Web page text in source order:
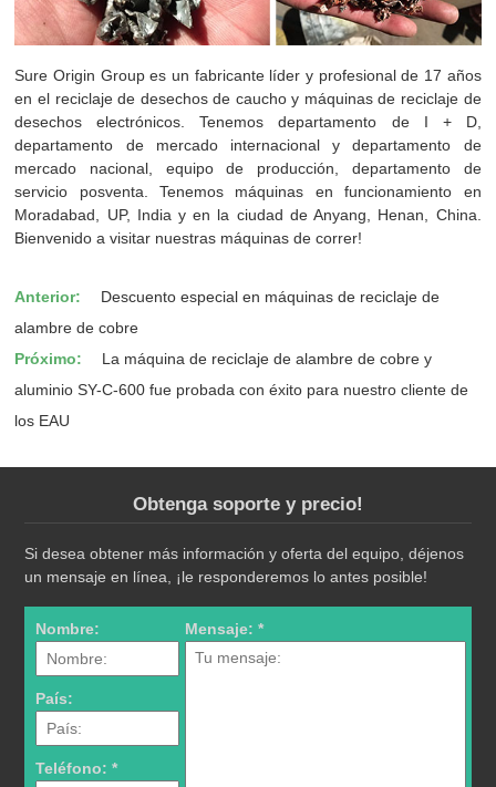
Sure Origin Group es un fabricante líder y profesional de 17 años
en el reciclaje de desechos de caucho y máquinas de reciclaje de
desechos electrónicos. Tenemos departamento de I + D,
departamento de mercado internacional y departamento de
mercado nacional, equipo de producción, departamento de
servicio posventa. Tenemos máquinas en funcionamiento en
Moradabad, UP, India y en la ciudad de Anyang, Henan, China.
Bienvenido a visitar nuestras máquinas de correr!
Anterior:
Descuento especial en máquinas de reciclaje de
alambre de cobre
Próximo:
La máquina de reciclaje de alambre de cobre y
aluminio SY-C-600 fue probada con éxito para nuestro cliente de
los EAU
Obtenga soporte y precio!
Si desea obtener más información y oferta del equipo, déjenos
un mensaje en línea, ¡le responderemos lo antes posible!
Nombre:
País:
Teléfono: *
Mensaje: *